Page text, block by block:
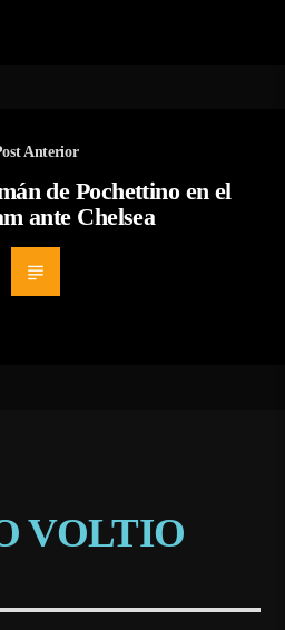
Anterior
de Pochettino en el
ante Chelsea
VOLTIO